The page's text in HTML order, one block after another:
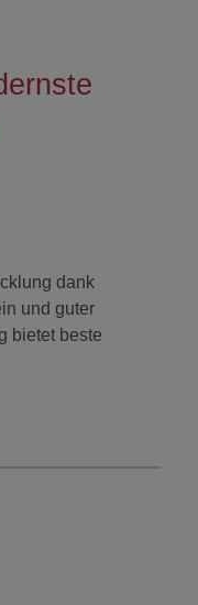
dank
und guter
bietet beste